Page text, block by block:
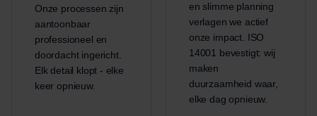
Onze processen zijn
aantoonbaar
professioneel en
doordacht ingericht.
Elk detail klopt - elke
keer opnieuw.
en slimme planning
verlagen we actief
onze impact. ISO
14001 bevestigt: wij
maken
duurzaamheid waar,
elke dag opnieuw.